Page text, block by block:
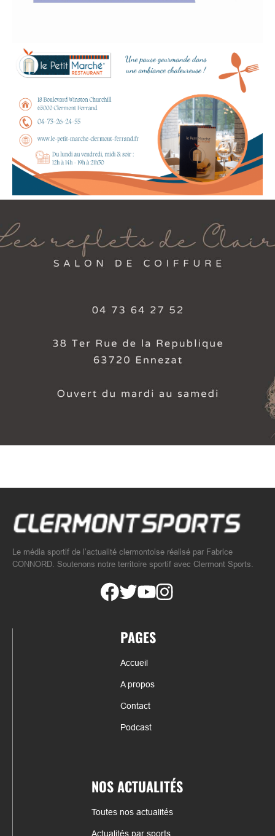
Le média sportif de l’actualité clermontoise réalisé par Fabrice
CONNORD. Soutenons notre territoire sportif avec Clermont Sports.
PAGES
Accueil
A propos
Contact
Podcast
NOS ACTUALITÉS
Toutes nos actualités
Actualités par sports